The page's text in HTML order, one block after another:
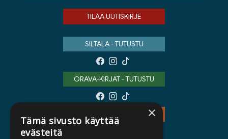
TILAA UUTISKIRJE
SILTALA - TUTUSTU
ORAVA-KIRJAT - TUTUSTU
×
Tämä sivusto käyttää
evästeitä